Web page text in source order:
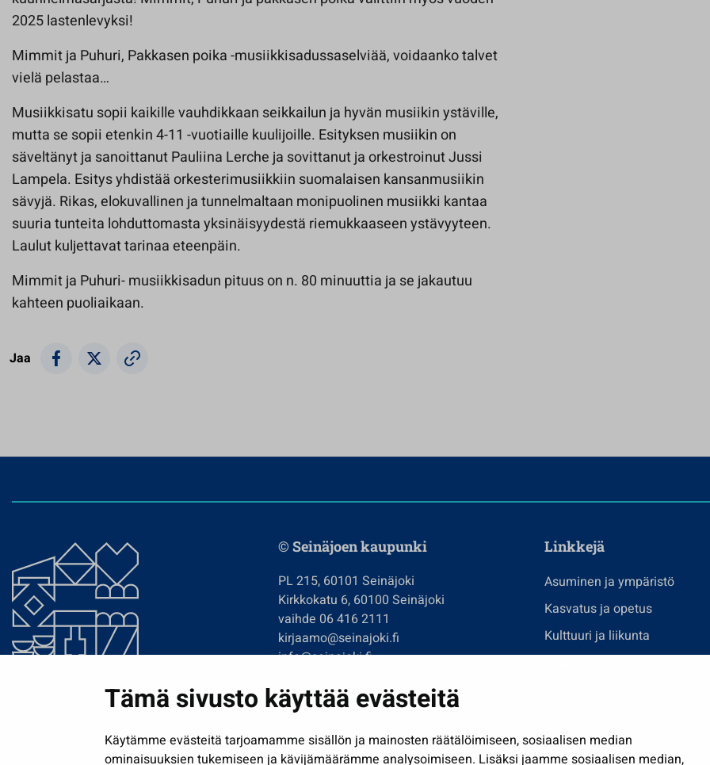
Tämä sivusto käyttää evästeitä
Käytämme evästeitä tarjoamamme sisällön ja mainosten räätälöimiseen, sosiaalisen median
ominaisuuksien tukemiseen ja kävijämäärämme analysoimiseen. Lisäksi jaamme sosiaalisen median,
2025 lastenlevyksi!
Mimmit ja Puhuri, Pakkasen poika -musiikkisadussaselviää, voidaanko talvet
vielä pelastaa…
Musiikkisatu sopii kaikille vauhdikkaan seikkailun ja hyvän musiikin ystäville,
mutta se sopii etenkin 4-11 -vuotiaille kuulijoille. Esityksen musiikin on
säveltänyt ja sanoittanut Pauliina Lerche ja sovittanut ja orkestroinut Jussi
Lampela. Esitys yhdistää orkesterimusiikkiin suomalaisen kansanmusiikin
sävyjä. Rikas, elokuvallinen ja tunnelmaltaan monipuolinen musiikki kantaa
suuria tunteita lohduttomasta yksinäisyydestä riemukkaaseen ystävyyteen.
Laulut kuljettavat tarinaa eteenpäin.
Mimmit ja Puhuri- musiikkisadun pituus on n. 80 minuuttia ja se jakautuu
kahteen puoliaikaan.
Jaa
© Seinäjoen kaupunki
PL 215, 60101 Seinäjoki
Kirkkokatu 6, 60100 Seinäjoki
vaihde 06 416 2111
kirjaamo@seinajoki.fi
info@seinajoki.fi
Tilaa uutiskirje
Linkkejä
Asuminen ja ympäristö
Kasvatus ja opetus
Kulttuuri ja liikunta
Näytä omat